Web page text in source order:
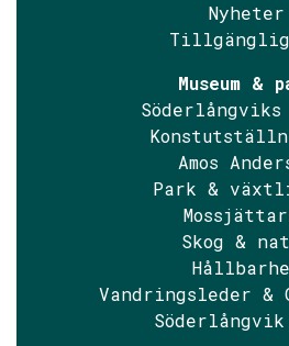
Nyheter
Museum &
Söderlångviks
Amos
Park &
Skog &
Vandringsleder &